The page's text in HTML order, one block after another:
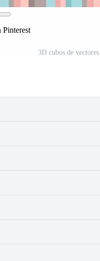
Pinterest
3D cubos de